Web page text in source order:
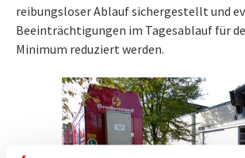
reibungsloser Ablauf sichergestellt und
Beeinträchtigungen im Tagesablauf für
Minimum reduziert werden.